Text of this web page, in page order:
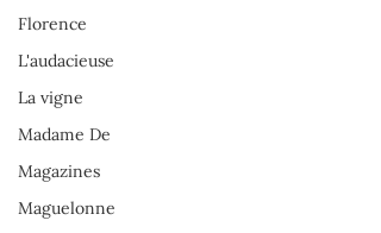
Florence
L'audacieuse
La vigne
Madame De
Magazines
Maguelonne